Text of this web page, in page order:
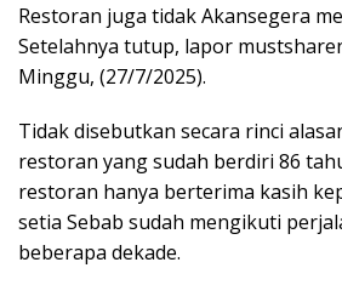
Restoran juga tidak Akansegera
Setelahnya tutup, lapor
Minggu, (27/7/2025).
Tidak disebutkan secara rinci
restoran yang sudah berdiri 86
restoran hanya berterima kasih
setia Sebab sudah mengikuti
beberapa dekade.